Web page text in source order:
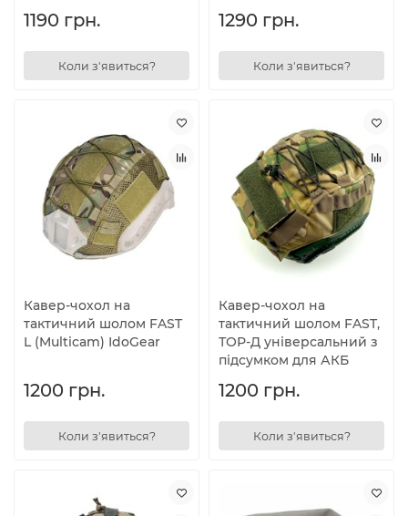
1190 грн.
Коли з'явиться?
1290 грн.
Коли з'явиться?
Кавер-чохол на
тактичний шолом FAST
L (Multicam) IdoGear
1200 грн.
Коли з'явиться?
Кавер-чохол на
тактичний шолом FAST,
ТОР-Д універсальний з
підсумком для АКБ
1200 грн.
Коли з'явиться?